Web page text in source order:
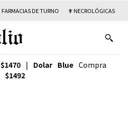
FARMACIAS DE TURNO ✟ NECROLÓGICAS
$1470 | Dolar Blue Compra
$1492